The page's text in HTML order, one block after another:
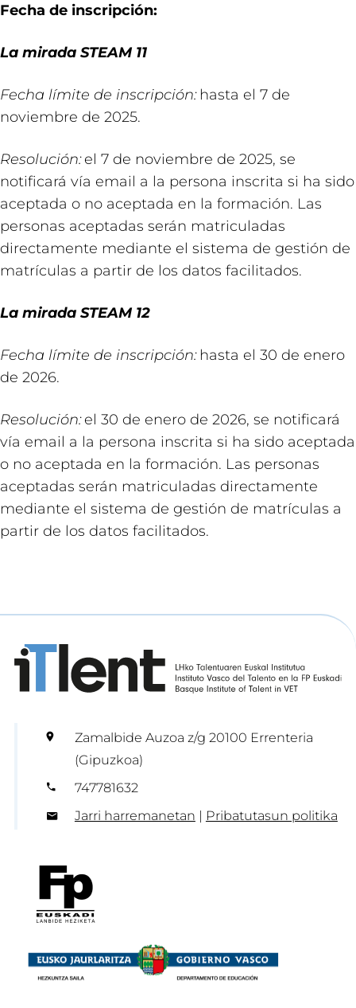
Fecha de inscripción:
La mirada STEAM 11
Fecha límite de inscripción: hasta el 7 de
noviembre de 2025.
Resolución:el 7 de noviembre de 2025, se
notificará vía email a la persona inscrita si ha sido
aceptada o no aceptada en la formación. Las
personas aceptadas serán matriculadas
directamente mediante el sistema de gestión de
matrículas a partir de los datos facilitados.
La mirada STEAM 12
Fecha límite de inscripción: hasta el 30 de enero
de 2026.
Resolución:el 30 de enero de 2026, se notificará
vía email a la persona inscrita si ha sido aceptada
o no aceptada en la formación. Las personas
aceptadas serán matriculadas directamente
mediante el sistema de gestión de matrículas a
partir de los datos facilitados.
Zamalbide Auzoa z/g 20100 Errenteria
(Gipuzkoa)
747781632
Jarri harremanetan | Pribatutasun politika